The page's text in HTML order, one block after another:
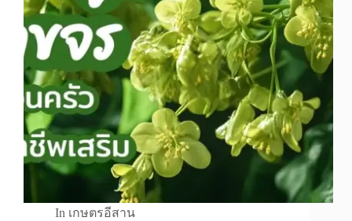
In เกษตรอีสาน